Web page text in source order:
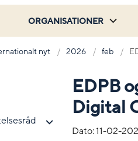
ORGANISATIONER
nyt 2026 feb
EDPB
Digital
Dato:11-02-